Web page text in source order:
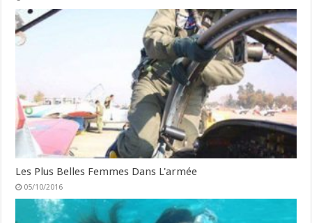
Les Plus Belles Femmes Dans L'armée
05/10/2016